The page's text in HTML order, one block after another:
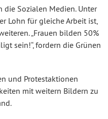
die Sozialen Medien. Unter
Lohn für gleiche Arbeit ist,
„Frauen bilden 50%
sein!“, fordern die Grünen
und Protestaktionen
mit weitern Bildern zu